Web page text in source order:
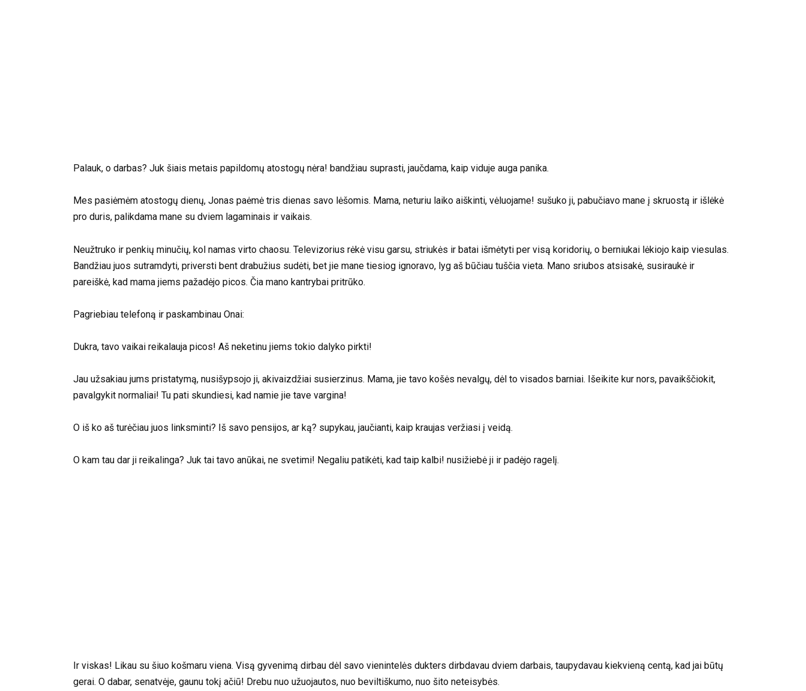
Palauk, o darbas? Juk šiais metais papildomų atostogų nėra! bandžiau suprasti, jaučdama, kaip viduje auga panika.
Mes pasiėmėm atostogų dienų, Jonas paėmė tris dienas savo lėšomis. Mama, neturiu laiko aiškinti, vėluojame! sušuko ji, pabučiavo mane į skruostą ir išlėkė
pro duris, palikdama mane su dviem lagaminais ir vaikais.
Neužtruko ir penkių minučių, kol namas virto chaosu. Televizorius rėkė visu garsu, striukės ir batai išmėtyti per visą koridorių, o berniukai lėkiojo kaip viesulas.
Bandžiau juos sutramdyti, priversti bent drabužius sudėti, bet jie mane tiesiog ignoravo, lyg aš būčiau tuščia vieta. Mano sriubos atsisakė, susiraukė ir
pareiškė, kad mama jiems pažadėjo picos. Čia mano kantrybai pritrūko.
Pagriebiau telefoną ir paskambinau Onai:
Dukra, tavo vaikai reikalauja picos! Aš neketinu jiems tokio dalyko pirkti!
Jau užsakiau jums pristatymą, nusišypsojo ji, akivaizdžiai susierzinus. Mama, jie tavo košės nevalgų, dėl to visados barniai. Išeikite kur nors, pavaikščiokit,
pavalgykit normaliai! Tu pati skundiesi, kad namie jie tave vargina!
O iš ko aš turėčiau juos linksminti? Iš savo pensijos, ar ką? supykau, jaučianti, kaip kraujas veržiasi į veidą.
O kam tau dar ji reikalinga? Juk tai tavo anūkai, ne svetimi! Negaliu patikėti, kad taip kalbi! nusižiebė ji ir padėjo ragelį.
Ir viskas! Likau su šiuo košmaru viena. Visą gyvenimą dirbau dėl savo vienintelės dukters dirbdavau dviem darbais, taupydavau kiekvieną centą, kad jai būtų
gerai. O dabar, senatvėje, gaunu tokį ačiū! Drebu nuo užuojautos, nuo beviltiškumo, nuo šito neteisybės.